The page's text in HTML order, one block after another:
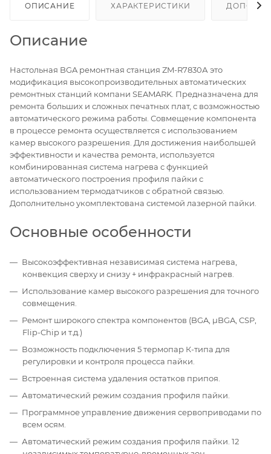
ОПИСАНИЕ ХАРАКТЕРИСТИКИ
Описание
Настольная BGA ремонтная станция ZM-R7830А это
модификация высокопроизводительных автоматических
ремонтных станций компани SEAMARK. Предназначена для
ремонта больших и сложных печатных плат, с возможностью
автоматического режима работы. Совмещение компонента
в процессе ремонта осуществляется с использованием
камер высокого разрешения. Для достижения наибольшей
эффективности и качества ремонта, используется
комбинированная система нагрева с функцией
автоматического построения профиля пайки с
использованием термодатчиков с обратной связью.
Дополнительно укомплектована системой лазерной пайки.
Основные особенности
Высокоэффективная независимая система нагрева,
конвекция сверху и снизу + инфракрасный нагрев.
Использование камер высокого разрешения для точного
совмещения.
Ремонт широкого спектра компонентов (BGA, µBGA, CSP,
Flip-Chip и т.д.)
Возможность подключения 5 термопар К-типа для
регулировки и контроля процесса пайки.
Встроенная система удаления остатков припоя.
Автоматический режим создания профиля пайки.
Программное управление движения сервоприводами по
всем осям.
Автоматический режим создания профиля пайки. 12